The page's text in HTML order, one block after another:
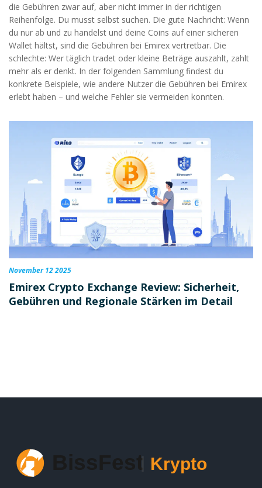
die Gebühren zwar auf, aber nicht immer in der richtigen
Reihenfolge. Du musst selbst suchen. Die gute Nachricht: Wenn
du nur ab und zu handelst und deine Coins auf einer sicheren
Wallet hältst, sind die Gebühren bei Emirex vertretbar. Die
schlechte: Wer täglich tradet oder kleine Beträge auszahlt, zahlt
mehr als er denkt. In der folgenden Sammlung findest du
konkrete Beispiele, wie andere Nutzer die Gebühren bei Emirex
erlebt haben – und welche Fehler sie vermeiden konnten.
November 12 2025
Emirex Crypto Exchange Review: Sicherheit,
Gebühren und Regionale Stärken im Detail